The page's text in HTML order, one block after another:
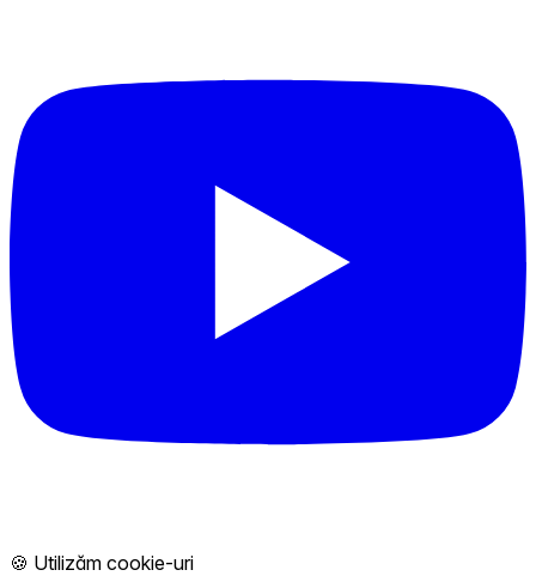
🍪 Utilizăm cookie-uri